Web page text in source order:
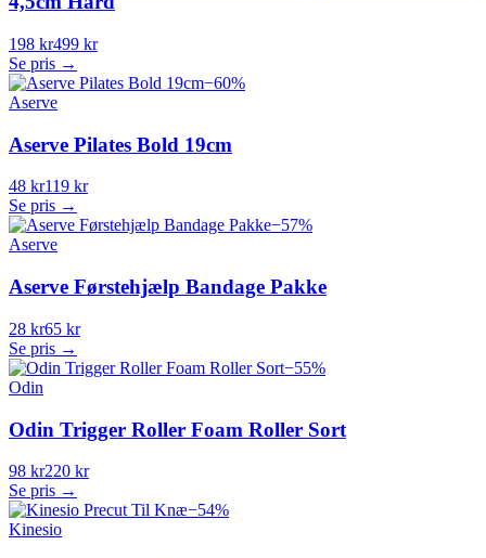
198 kr499 kr
Se pris →
−60%
Aserve
Aserve Pilates Bold 19cm
48 kr119 kr
Se pris →
−57%
Aserve
Aserve Førstehjælp Bandage Pakke
28 kr65 kr
Se pris →
−55%
Odin
Odin Trigger Roller Foam Roller Sort
98 kr220 kr
Se pris →
−54%
Kinesio